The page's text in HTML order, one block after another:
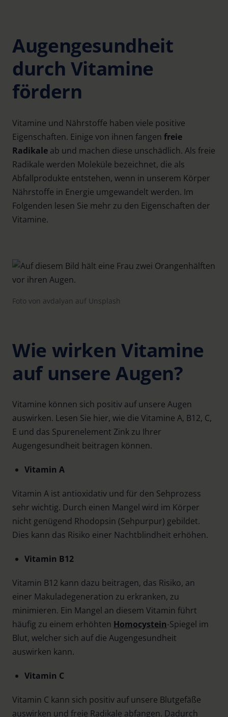
Augengesundheit
durch Vitamine
fördern
Vitamine und Nährstoffe haben viele positive
Eigenschaften. Einige von ihnen fangen freie
Radikale ab und machen diese unschädlich. Als freie
Radikale werden Moleküle bezeichnet, die als
Abfallprodukte entstehen, wenn in unserem Körper
Nährstoffe in Energie umgewandelt werden. Im
Folgenden lesen Sie mehr zu den Eigenschaften der
Vitamine.
Foto von avdalyan auf Unsplash
Wie wirken Vitamine
auf unsere Augen?
Vitamine können sich positiv auf unsere Augen
auswirken. Lesen Sie hier, wie die Vitamine A, B12, C,
E und das Spurenelement Zink zu Ihrer
Augengesundheit beitragen können.
Vitamin A
Vitamin A ist antioxidativ und für den Sehprozess
sehr wichtig. Durch einen Mangel wird im Körper
nicht genügend Rhodopsin (Sehpurpur) gebildet.
Dies kann das Risiko einer Nachtblindheit erhöhen.
Vitamin B12
Vitamin B12 kann dazu beitragen, das Risiko, an
einer Makuladegeneration zu erkranken, zu
minimieren. Ein Mangel an diesem Vitamin führt
häufig zu einem erhöhten Homocystein-Spiegel im
Blut, welcher sich auf die Augengesundheit
auswirken kann.
Vitamin C
Vitamin C kann sich positiv auf unsere Blutgefäße
auswirken und freie Radikale abfangen. Dadurch